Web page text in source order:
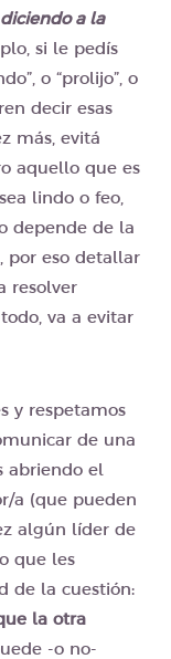
a la
si le pedís
o “prolijo”, o
decir esas
más, evitá
aquello que es
lindo o feo,
depende de la
por eso detallar
resolver
va a evitar
y respetamos
de una
abriendo el
a (que pueden
algún líder de
que les
de la cuestión:
la otra
-o no-